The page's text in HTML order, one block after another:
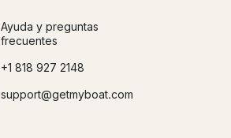
Ayuda y preguntas
frecuentes
+1 818 927 2148
support@getmyboat.com